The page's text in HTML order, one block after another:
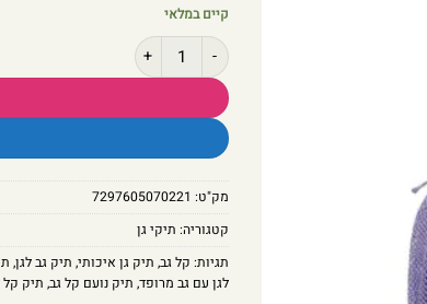
קיים במלאי
כמות של תיק גן נועם Gabbys D.House - מבית Kal Gav
מק"ט: 7297605070221
קטגוריה: תיקי גן
תגיות: קל גב, תיק גן איכותי, תיק גב לגן,
לגן עם גב מרופד, תיק נועם קל גב, תיק קל